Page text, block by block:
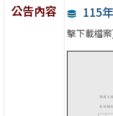
公告內容
115
擊下載檔